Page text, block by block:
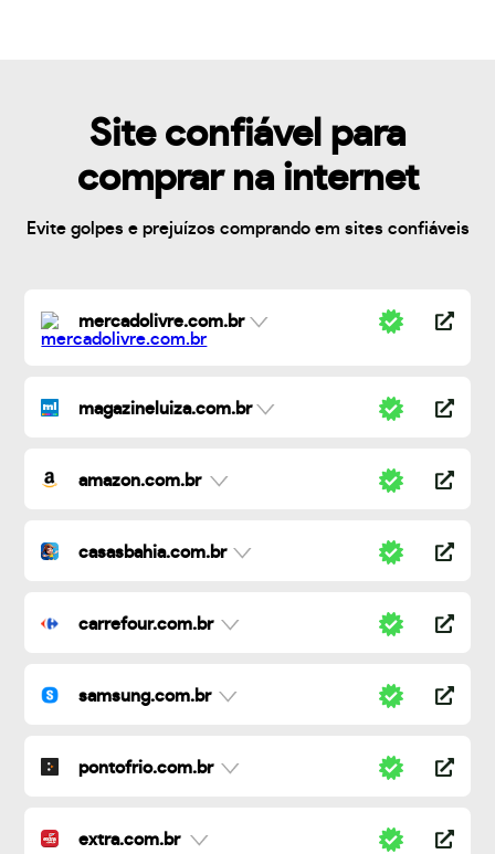
Site confiável para
comprar na internet
Evite golpes e prejuízos comprando em sites confiáveis
mercadolivre.com.br
magazineluiza.com.br
amazon.com.br
casasbahia.com.br
carrefour.com.br
samsung.com.br
pontofrio.com.br
extra.com.br